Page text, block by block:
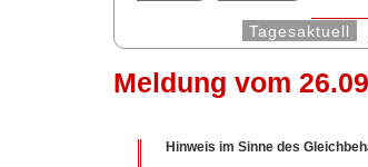
Tagesaktuell
Meldung vom
Hinweis im Sinne des